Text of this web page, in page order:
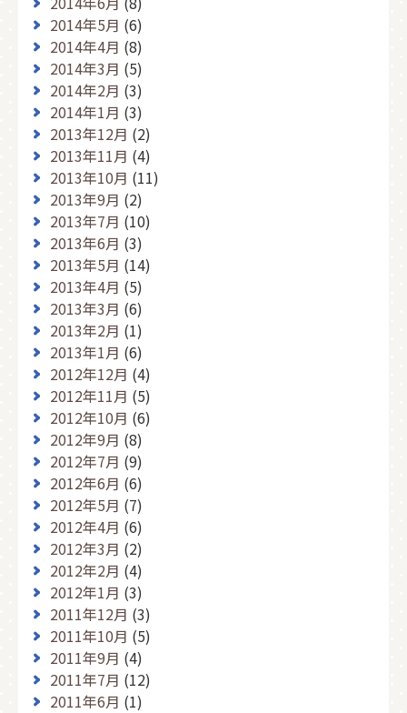
2014年5月 (6)
2014年4月 (8)
2014年3月 (5)
2014年2月 (3)
2014年1月 (3)
2013年12月 (2)
2013年11月 (4)
2013年10月 (11)
2013年9月 (2)
2013年7月 (10)
2013年6月 (3)
2013年5月 (14)
2013年4月 (5)
2013年3月 (6)
2013年2月 (1)
2013年1月 (6)
2012年12月 (4)
2012年11月 (5)
2012年10月 (6)
2012年9月 (8)
2012年7月 (9)
2012年6月 (6)
2012年5月 (7)
2012年4月 (6)
2012年3月 (2)
2012年2月 (4)
2012年1月 (3)
2011年12月 (3)
2011年10月 (5)
2011年9月 (4)
2011年7月 (12)
2011年6月 (1)